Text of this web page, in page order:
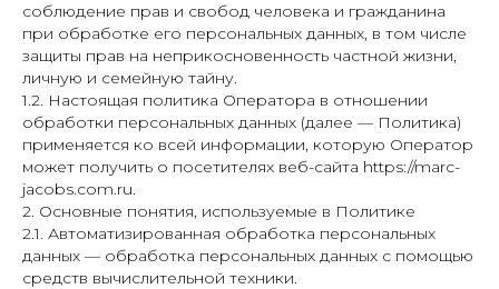
соблюдение прав и свобод человека и гражданина
при обработке его персональных данных, в том числе
защиты прав на неприкосновенность частной жизни,
личную и семейную тайну.
1.2. Настоящая политика Оператора в отношении
обработки персональных данных (далее — Политика)
применяется ко всей информации, которую Оператор
может получить о посетителях веб-сайта https://marc-
jacobs.com.ru.
2. Основные понятия, используемые в Политике
2.1. Автоматизированная обработка персональных
данных — обработка персональных данных с помощью
средств вычислительной техники.